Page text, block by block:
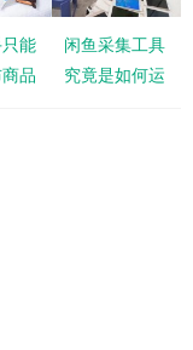
能
品
闲鱼采集工具
究竟是如何运